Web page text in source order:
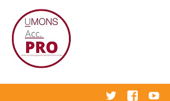
content
twitterFacebook